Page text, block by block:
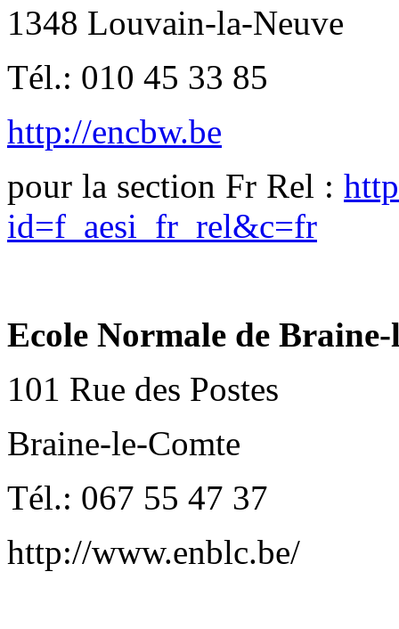
1348 Louvain-la-Neuve
Tél.: 010 45 33 85
http://encbw.be
pour la section Fr Rel :
id=f_aesi_fr_rel&c=fr
Ecole Normale de
101 Rue des Postes
Braine-le-Comte
Tél.: 067 55 47 37
http://www.enblc.be/